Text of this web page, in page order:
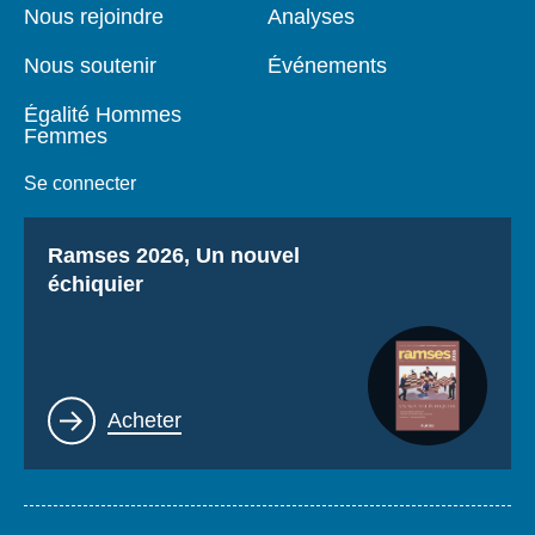
Nous rejoindre
Nous soutenir
Égalité Hommes
Femmes
Se connecter
Analyses
Événements
Titre
Ramses 2026, Un nouvel
échiquier
Lien
Acheter